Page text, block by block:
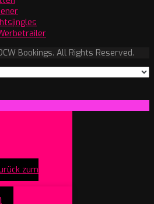
Bookings. All Rights Reserved.
zum